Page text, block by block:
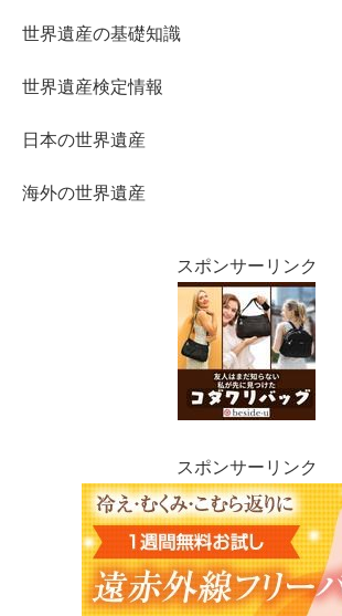
世界遺産の基礎知識
世界遺産検定情報
日本の世界遺産
海外の世界遺産
スポンサーリンク
スポンサーリンク